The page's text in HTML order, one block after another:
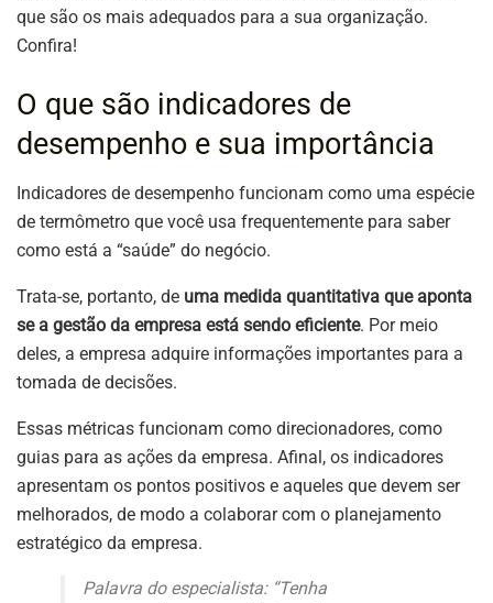
que são os mais adequados para a sua organização.
Confira!
O que são indicadores de
desempenho e sua importância
Indicadores de desempenho funcionam como uma espécie
de termômetro que você usa frequentemente para saber
como está a “saúde” do negócio.
Trata-se, portanto, de uma medida quantitativa que aponta
se a gestão da empresa está sendo eficiente. Por meio
deles, a empresa adquire informações importantes para a
tomada de decisões.
Essas métricas funcionam como direcionadores, como
guias para as ações da empresa. Afinal, os indicadores
apresentam os pontos positivos e aqueles que devem ser
melhorados, de modo a colaborar com o planejamento
estratégico da empresa.
Palavra do especialista: “Tenha